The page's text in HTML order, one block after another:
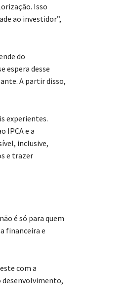
Isso
ao investidor”,
do
espera desse
A partir disso,
experientes.
IPCA e a
inclusive,
e trazer
é só para quem
financeira e
com a
desenvolvimento,